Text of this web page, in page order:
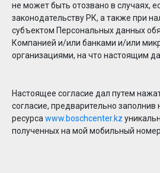
не может быть отозвано в случаях,
законодательству РК, а также при
субъектом Персональных данных
Компанией и/или банками и/или
организациями, на что настоящим
Настоящее согласие дал путем
согласие, предварительно заполнив
ресурса www.boschcenter.kz
полученных на мой мобильный